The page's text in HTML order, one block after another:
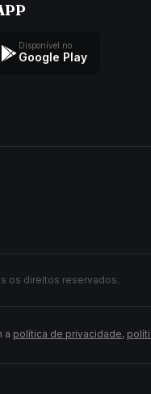
Disponível no
Google Play
os direitos reservados.
a política de privacidade,